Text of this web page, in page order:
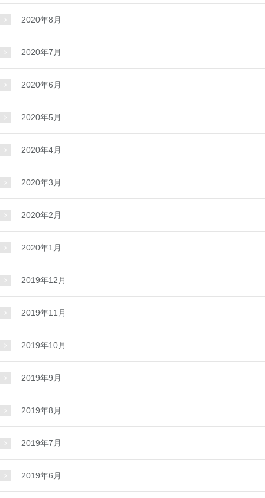
2020年8月
2020年7月
2020年6月
2020年5月
2020年4月
2020年3月
2020年2月
2020年1月
2019年12月
2019年11月
2019年10月
2019年9月
2019年8月
2019年7月
2019年6月